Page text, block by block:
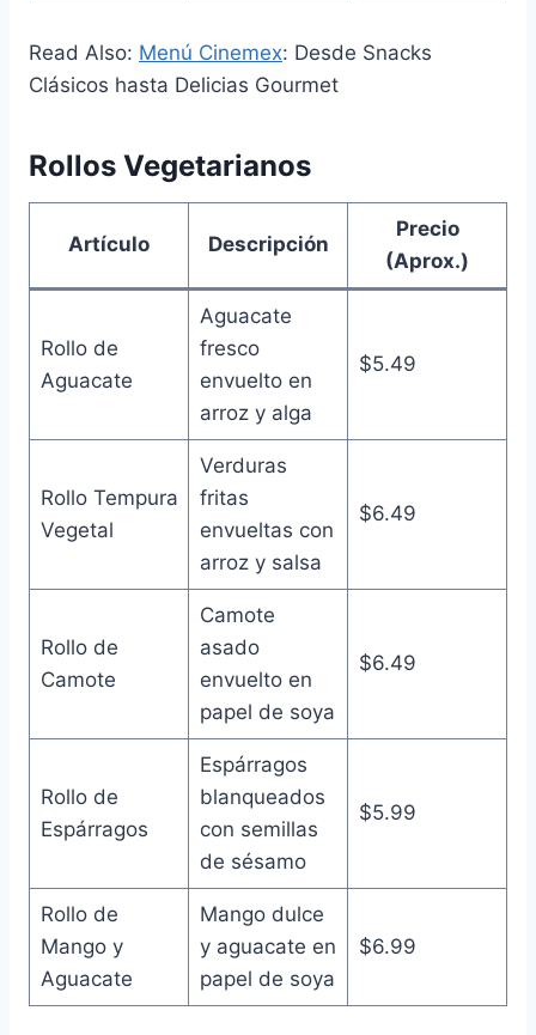
Read Also: Menú Cinemex: Desde Snacks
Clásicos hasta Delicias Gourmet
Rollos Vegetarianos
Artículo Descripción
Precio
(Aprox.)
Rollo de
Aguacate
Aguacate
fresco
envuelto en
arroz y alga
$5.49
Rollo Tempura
Vegetal
Verduras
fritas
envueltas con
arroz y salsa
$6.49
Rollo de
Camote
Camote
asado
envuelto en
papel de soya
$6.49
Rollo de
Espárragos
Espárragos
blanqueados
con semillas
de sésamo
$5.99
Rollo de
Mango y
Aguacate
Mango dulce
y aguacate en
papel de soya
$6.99